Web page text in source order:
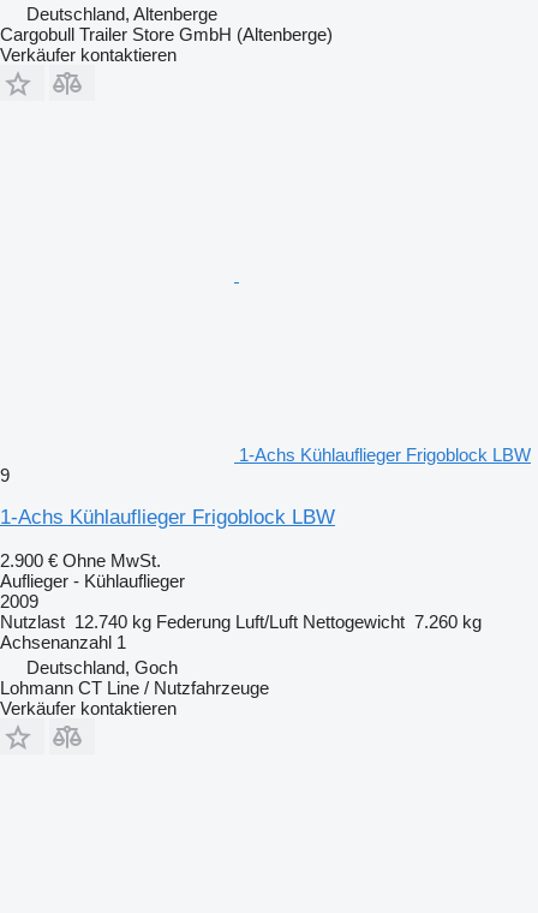
Deutschland, Altenberge
Cargobull Trailer Store GmbH (Altenberge)
Verkäufer kontaktieren
1-Achs Kühlauflieger Frigoblock LBW
9
1-Achs Kühlauflieger Frigoblock LBW
2.900 € Ohne MwSt.
Auflieger - Kühlauflieger
2009
Nutzlast 12.740 kg Federung Luft/Luft Nettogewicht 7.260 kg
Achsenanzahl 1
Deutschland, Goch
Lohmann CT Line / Nutzfahrzeuge
Verkäufer kontaktieren